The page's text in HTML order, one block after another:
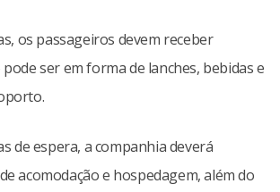
os passageiros devem receber
ser em forma de lanches, bebidas e
de espera, a companhia deverá
acomodação e hospedagem, além do